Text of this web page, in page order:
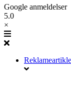
Google anmeldelser
5.0
×